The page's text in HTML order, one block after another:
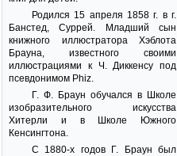
Родился 15 апреля 1858 г. в г.
Банстед, Суррей. Младший сын
книжного иллюстратора Хэблота
Брауна, известного своими
иллюстрациями к Ч. Диккенсу под
псевдонимом Phiz.
Г. Ф. Браун обучался в Школе
изобразительного искусства
Хитерли и в Школе Южного
Кенсингтона.
С 1880-х годов Г. Браун был